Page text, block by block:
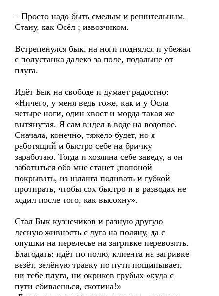
– Просто надо быть смелым и решительным.
Стану, как Осёл ; извозчиком.
Встрепенулся бык, на ноги поднялся и убежал
с полустанка далеко за поле, подальше от
плуга.
Идёт Бык на свободе и думает радостно:
«Ничего, у меня ведь тоже, как и у Осла
четыре ноги, один хвост и морда такая же
вытянутая. Я сам видел в воде на водопое.
Сначала, конечно, тяжело будет, но я
работящий и быстро себе на бричку
заработаю. Тогда и хозяина себе заведу, а он
заботиться обо мне станет ;попоной
покрывать, из шланга поливать и губкой
протирать, чтобы сох быстро и в разводах не
ходил после того, как высохну».
Стал Бык кузнечиков и разную другую
лесную живность с луга на поляну, да с
опушки на перелесье на загривке перевозить.
Благодать: идёт по полю, клиента на загривке
везёт, зелёную травку по пути пощипывает,
ни тебе плуга, ни окриков грубых «куда с
пути сбиваешься, скотина!»